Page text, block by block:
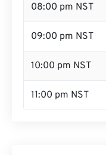
08:00 pm NST
09:00 pm NST
10:00 pm NST
11:00 pm NST